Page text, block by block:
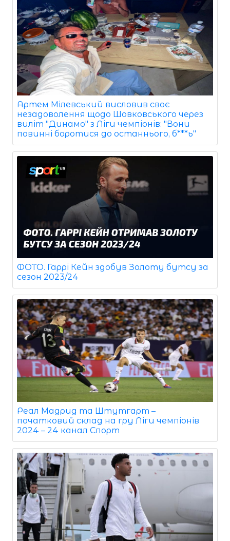
Артем Мілевський висловив своє
незадоволення щодо Шовковського через
виліт "Динамо" з Ліги чемпіонів: "Вони
повинні боротися до останнього, б***ь"
ФОТО. Гаррі Кейн здобув Золоту бутсу за
сезон 2023/24
Реал Мадрид та Штутгарт –
початковий склад на гру Ліги чемпіонів
2024 – 24 канал Спорт